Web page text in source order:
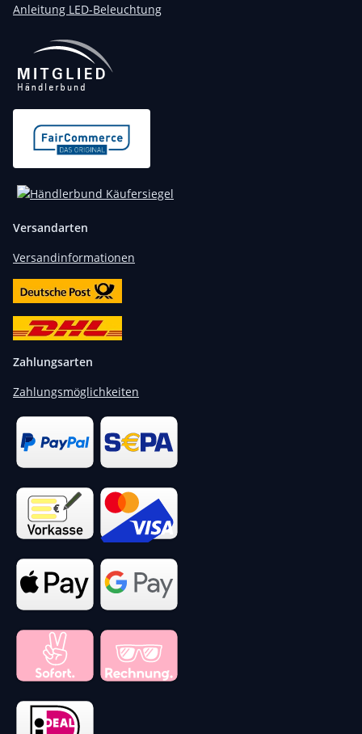
Anleitung LED-Beleuchtung
Versandarten
Versandinformationen
Zahlungsarten
Zahlungsmöglichkeiten